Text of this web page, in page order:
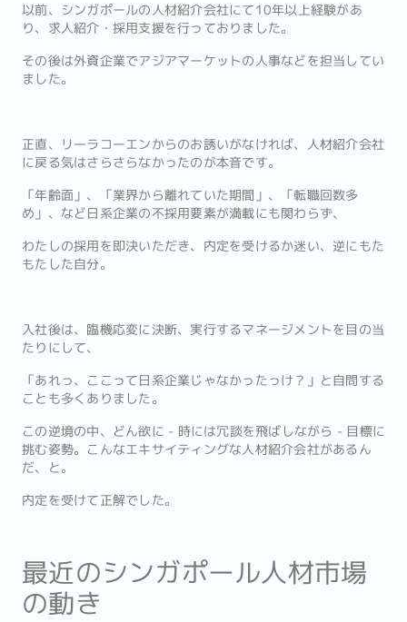
以前、シンガポールの人材紹介会社にて10年以上経験があ
り、求人紹介・採用支援を行っておりました。
その後は外資企業でアジアマーケットの人事などを担当してい
ました。
正直、リーラコーエンからのお誘いがなければ、人材紹介会社
に戻る気はさらさらなかったのが本音です。
「年齢面」、「業界から離れていた期間」、「転職回数多
め」、など日系企業の不採用要素が満載にも関わらず、
わたしの採用を即決いただき、内定を受けるか迷い、逆にもた
もたした自分。
入社後は、臨機応変に決断、実行するマネージメントを目の当
たりにして、
「あれっ、ここって日系企業じゃなかったっけ？」と自問する
ことも多くありました。
この逆境の中、どん欲に - 時には冗談を飛ばしながら - 目標に
挑む姿勢。こんなエキサイティングな人材紹介会社があるん
だ、と。
内定を受けて正解でした。
最近のシンガポール人材市場
の動き